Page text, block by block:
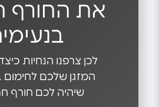
את החורף
לכן צרפנו הנחיות
המזגן שלכם לחימום
שיהיה לכם חורף